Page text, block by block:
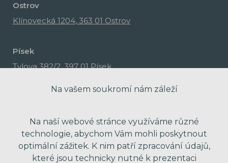
Ostrov
Klínovecká 1204, 363 01 Ostrov
Písek
Tylova 382/2, 397 01 Písek
Na vašem soukromí nám záleží
Na naší webové stránce využíváme různé
technologie, abychom Vám mohli poskytnout
optimální zážitek. K nim patří zpracování údajů,
které jsou technicky nutné k prezentaci